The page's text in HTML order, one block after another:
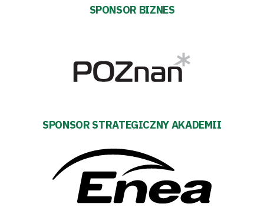
#WARTOpobrać
pośredników
SPONSOR BIZNES
SPONSOR STRATEGICZNY AKADEMII